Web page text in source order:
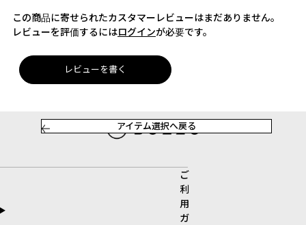
この商品に寄せられたカスタマーレビューはまだありません。
レビューを評価するにはログインが必要です。
レビューを書く
アイテム選択へ戻る
ご
利
用
ガ